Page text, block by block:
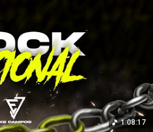
1:08:17